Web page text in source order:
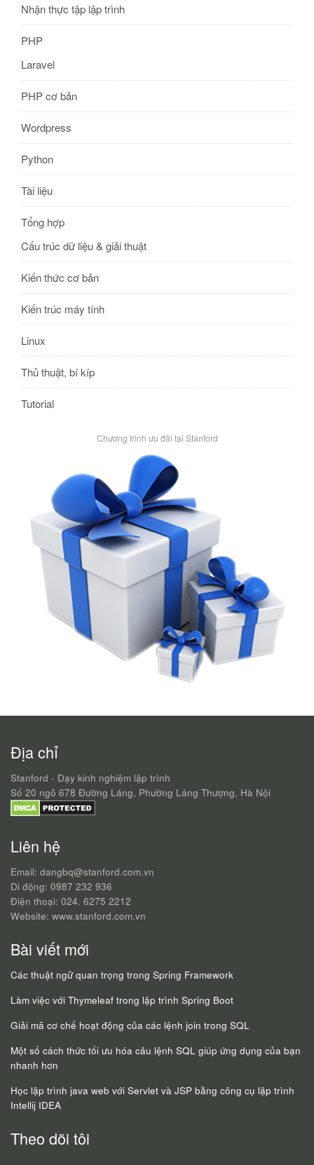
Nhận thực tập lập trình
PHP
Laravel
PHP cơ bản
Wordpress
Python
Tài liệu
Tổng hợp
Cấu trúc dữ liệu & giải thuật
Kiến thức cơ bản
Kiến trúc máy tính
Linux
Thủ thuật, bí kíp
Tutorial
Chương trình ưu đãi tại Stanford
Địa chỉ
Stanford - Dạy kinh nghiệm lập trình
Số 20 ngõ 678 Đường Láng, Phường Láng Thượng, Hà Nội
Liên hệ
Email: dangbq@stanford.com.vn
Di động: 0987 232 936
Điện thoại: 024. 6275 2212
Website: www.stanford.com.vn
Bài viết mới
Các thuật ngữ quan trọng trong Spring Framework
Làm việc với Thymeleaf trong lập trình Spring Boot
Giải mã cơ chế hoạt động của các lệnh join trong SQL
Một số cách thức tối ưu hóa câu lệnh SQL giúp ứng dụng của bạn
nhanh hơn
Học lập trình java web với Servlet và JSP bằng công cụ lập trình
Intellij IDEA
Theo dõi tôi